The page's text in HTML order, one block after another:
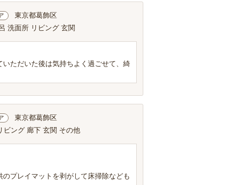
東京都葛飾区
洗面所 リビング 玄関
ただいた後は気持ちよく過ごせて、綺
東京都葛飾区
ビング 廊下 玄関 その他
プレイマットを剥がして床掃除なども